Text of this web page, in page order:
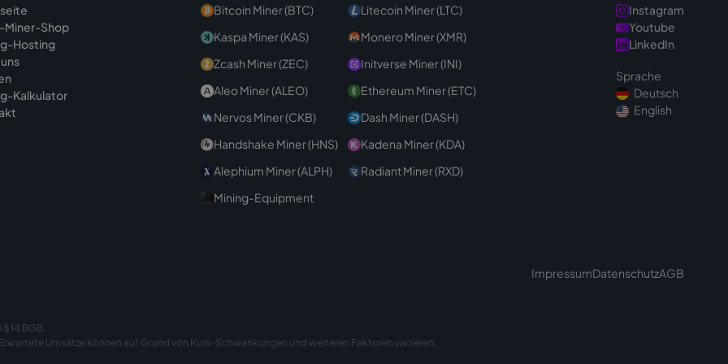
Miner-Shop
Hosting
Kalkulator
Bitcoin Miner (BTC)
Litecoin Miner (LTC)
Kaspa Miner (KAS)
Monero Miner (XMR)
Zcash Miner (ZEC)
Initverse Miner (INI)
Aleo Miner (ALEO)
Ethereum Miner (ETC)
Nervos Miner (CKB)
Dash Miner (DASH)
Handshake Miner (HNS)
Kadena Miner (KDA)
Alephium Miner (ALPH)
Radiant Miner (RXD)
Mining-Equipment
Instagram
Youtube
LinkedIn
Sprache
Deutsch
English
ImpressumDatenschutzAGB
14 BGB.
Umsätze können auf Grund von Kurs-Schwankungen und weiteren Faktoren variieren.